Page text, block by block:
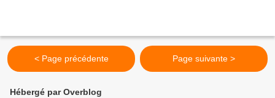
< Page précédente Page suivante >
Hébergé par Overblog